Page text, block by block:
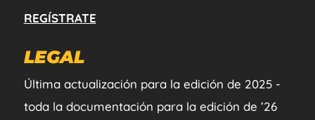
REGÍSTRATE
LEGAL
Última actualización para la edición de 2025 -
toda la documentación para la edición de ’26